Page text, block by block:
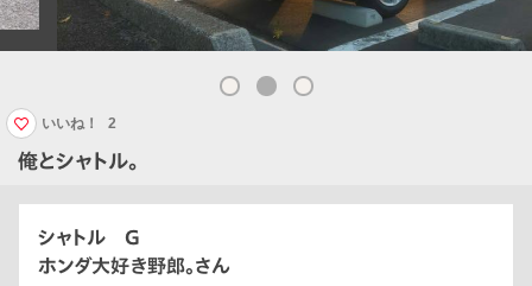
俺とシャトル。
いいね！ 2
シャトル G
ホンダ大好き野郎。さん